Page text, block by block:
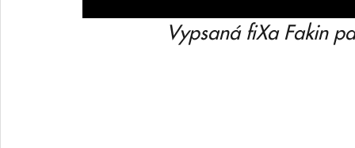
Vypsaná fiXa Fakin